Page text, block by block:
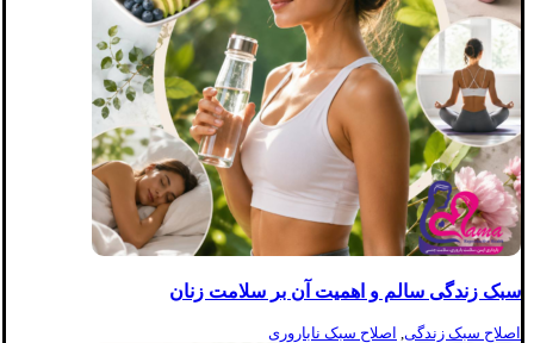
سبک زندگی سالم و اهمیت آن بر سلامت زنان
اصلاح سبک زندگی اصلاح سبک ناباروری